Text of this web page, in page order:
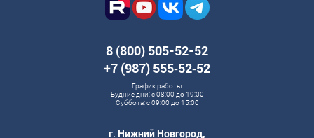
8 (800) 505-52-52
+7 (987) 555‑52‑52
График работы
Будние дни: с 08:00 до 19:00
Суббота: с 09:00 до 15:00
г. Нижний Новгород,